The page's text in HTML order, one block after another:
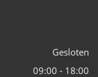
Gesloten
09:00 - 18:00